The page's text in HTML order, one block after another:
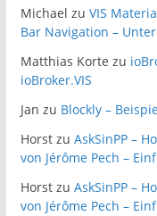
Michael zu VIS
Bar Navigation –
Matthias Korte zu
ioBroker.VIS
Jan zu Blockly –
Horstzu AskSinPP –
von Jérôme Pech –
Horstzu AskSinPP –
von Jérôme Pech –